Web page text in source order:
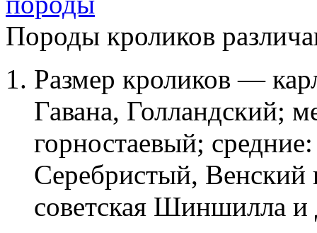
Породы кроликов
Размер кроликов —
Гавана, Голландский;
горностаевый;
Серебристый, Венский
советская Шиншилла и